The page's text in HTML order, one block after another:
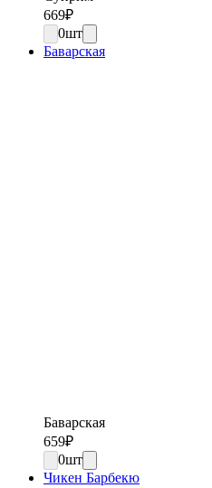
669₽
0шт
Баварская
Баварская
659₽
0шт
Чикен Барбекю